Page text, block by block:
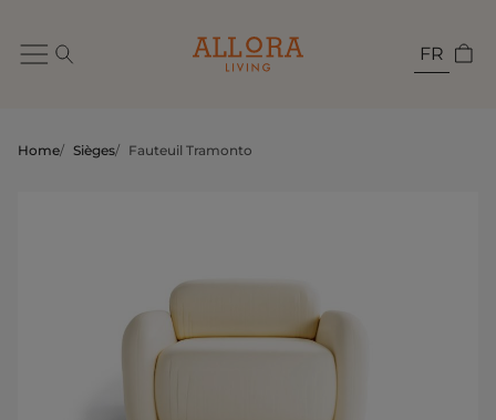
FR
Home/ Sièges/ Fauteuil Tramonto